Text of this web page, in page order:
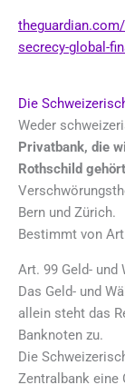
secrecy-global-
Die
Weder
Privatbank, die
Rothschild gehört
Bern und Zürich.
Bestimmt von
Art. 99 Geld- und
Das Geld- und
allein steht das
Banknoten zu.
Die
Zentralbank eine